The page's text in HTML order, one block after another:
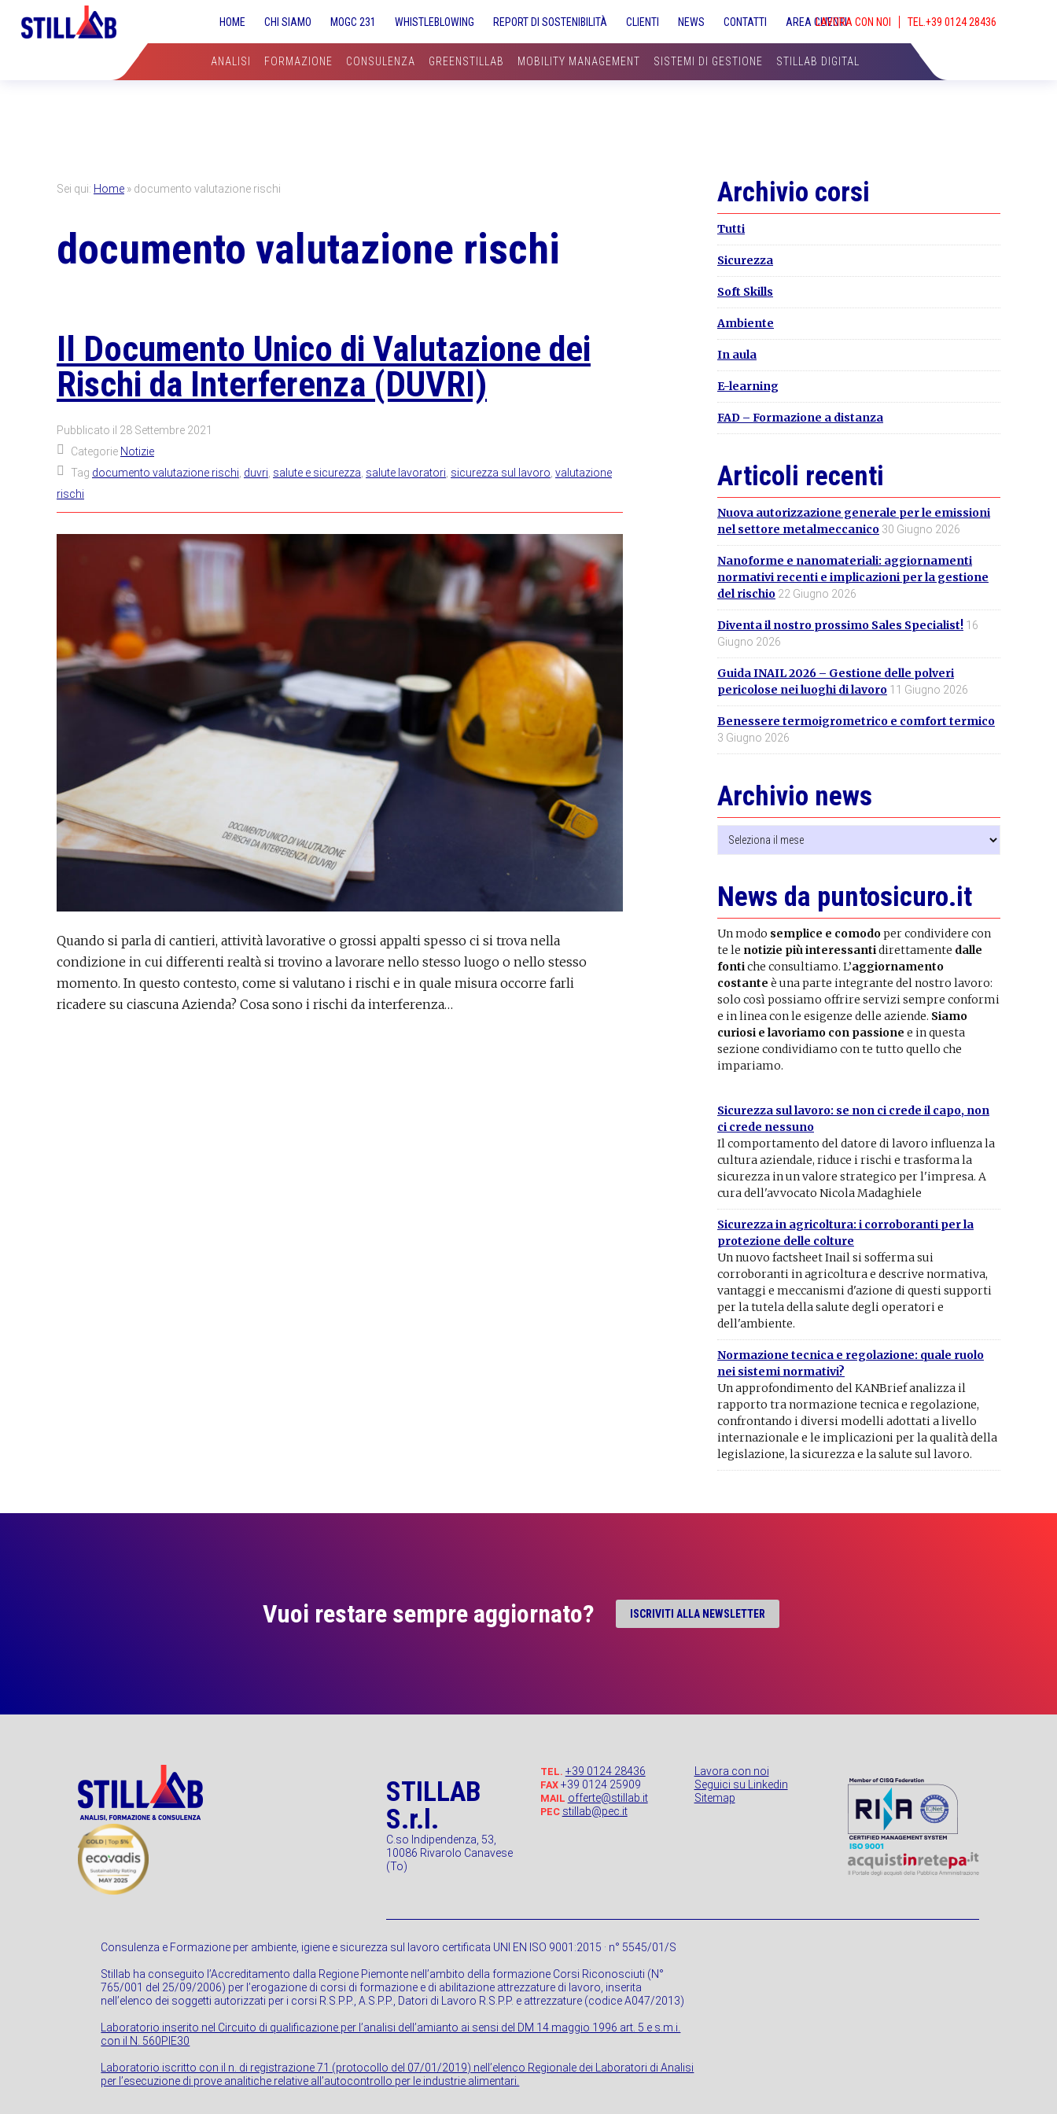
HOME CHI SIAMO MOGC 231 WHISTLEBLOWING REPORT DI SOSTENIBILITÀ CLIENTI NEWS CONTATTI AREA CLIENTILAVORA CON NOI
ANALISI
FORMAZIONE CONSULENZA GREENSTILLAB MOBILITY MANAGEMENT SISTEMI DI GESTIONE STILLAB DIGITAL
Sei qui: Home » documento valutazione rischi
documento valutazione rischi
Il Documento Unico di Valutazione dei
Rischi da Interferenza (DUVRI)
Pubblicato il 28 Settembre 2021
Categorie Notizie
Tag documento valutazione rischi duvri salute e sicurezza salute lavoratori sicurezza sul lavoro valutazione
rischi
Quando si parla di cantieri, attività lavorative o grossi appalti spesso ci si trova nella
condizione in cui differenti realtà si trovino a lavorare nello stesso luogo o nello stesso
momento. In questo contesto, come si valutano i rischi e in quale misura occorre farli
ricadere su ciascuna Azienda? Cosa sono i rischi da interferenza…
Primary
Sidebar
Archivio corsi
Tutti
Sicurezza
Soft Skills
Ambiente
In aula
E-learning
FAD – Formazione a distanza
Articoli recenti
Nuova autorizzazione generale per le emissioni
nel settore metalmeccanico 30 Giugno 2026
Nanoforme e nanomateriali: aggiornamenti
normativi recenti e implicazioni per la gestione
del rischio 22 Giugno 2026
Diventa il nostro prossimo Sales Specialist! 16
Giugno 2026
Guida INAIL 2026 – Gestione delle polveri
pericolose nei luoghi di lavoro 11 Giugno 2026
Benessere termoigrometrico e comfort termico
3 Giugno 2026
Archivio news
Archivio
news
News da puntosicuro.it
Un modo semplice e comodoper condividere con
te le notizie più interessantidirettamente dalle
fontiche consultiamo. L’aggiornamento
costante è una parte integrante del nostro lavoro:
solo così possiamo offrire servizi sempre conformi
e in linea con le esigenze delle aziende. Siamo
curiosi e lavoriamo con passione e in questa
sezione condividiamo con te tutto quello che
impariamo.
Sicurezza sul lavoro: se non ci crede il capo, non
ci crede nessuno
Il comportamento del datore di lavoro influenza la
cultura aziendale, riduce i rischi e trasforma la
sicurezza in un valore strategico per l'impresa. A
cura dell'avvocato Nicola Madaghiele
Sicurezza in agricoltura: i corroboranti per la
protezione delle colture
Un nuovo factsheet Inail si sofferma sui
corroboranti in agricoltura e descrive normativa,
vantaggi e meccanismi d'azione di questi supporti
per la tutela della salute degli operatori e
dell'ambiente.
Normazione tecnica e regolazione: quale ruolo
nei sistemi normativi?
Un approfondimento del KANBrief analizza il
rapporto tra normazione tecnica e regolazione,
confrontando i diversi modelli adottati a livello
internazionale e le implicazioni per la qualità della
legislazione, la sicurezza e la salute sul lavoro.
Vuoi restare sempre aggiornato? ISCRIVITI ALLA NEWSLETTER
STILLAB
S.r.l.
C.so Indipendenza, 53,
10086 Rivarolo Canavese
(To)
TEL. +39 0124 28436
FAX+39 0124 25909
MAIL offerte@stillab.it
PEC stillab@pec.it
Lavora con noi
Seguici su Linkedin
Sitemap
Consulenza e Formazione per ambiente, igiene e sicurezza sul lavoro certificata UNI EN ISO 9001:2015 · n° 5545/01/S
Stillab ha conseguito l’Accreditamento dalla Regione Piemonte nell’ambito della formazione Corsi Riconosciuti (N°
765/001 del 25/09/2006) per l’erogazione di corsi di formazione e di abilitazione attrezzature di lavoro, inserita
nell’elenco dei soggetti autorizzati per i corsi R.S.P.P., A.S.P.P., Datori di Lavoro R.S.P.P. e attrezzature (codice A047/2013)
Laboratorio inserito nel Circuito di qualificazione per l’analisi dell’amianto ai sensi del DM 14 maggio 1996 art. 5 e s.m.i.
con il N. 560PIE30
Laboratorio iscritto con il n. di registrazione 71 (protocollo del 07/01/2019) nell’elenco Regionale dei Laboratori di Analisi
per l’esecuzione di prove analitiche relative all’autocontrollo per le industrie alimentari.